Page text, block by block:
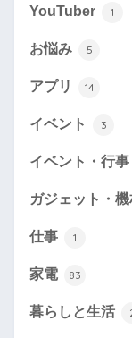
YouTuber 1
お悩み 5
アプリ 14
イベント 3
イベント・行事
ガジェット・
仕事 1
家電 83
暮らしと生活